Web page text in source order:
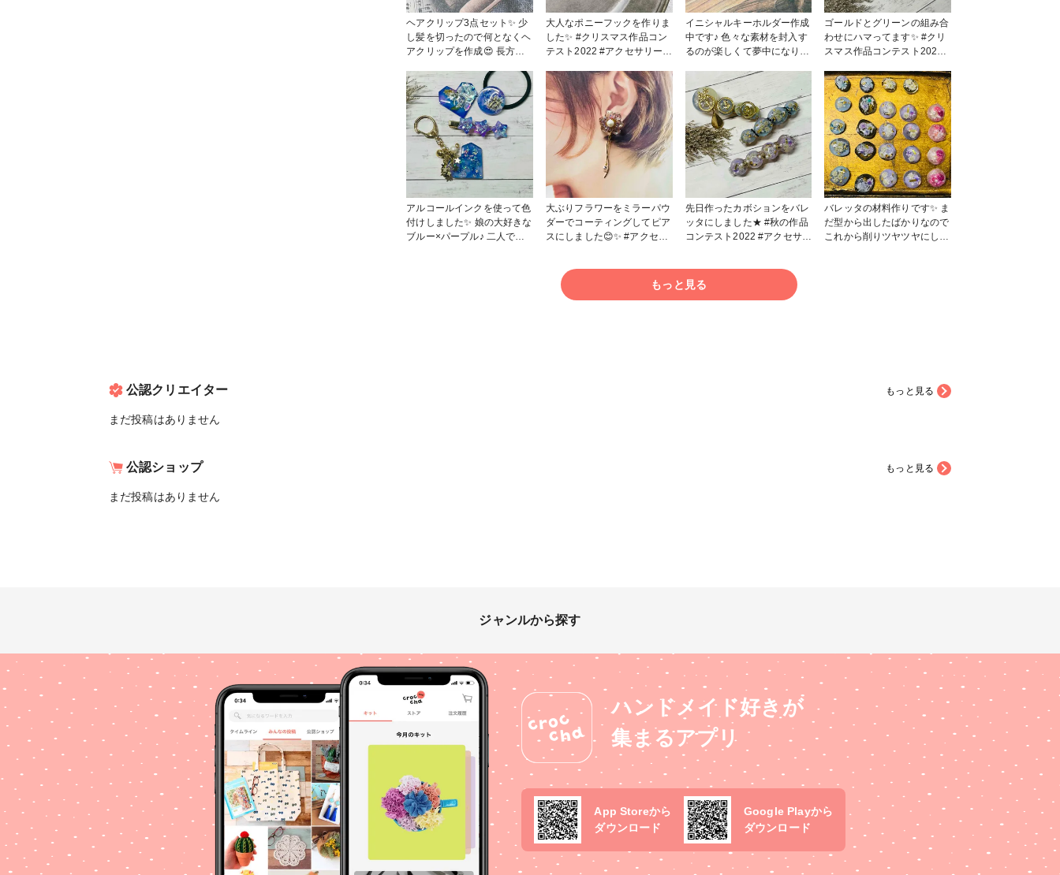
ヘアクリップ3点セット✨ 少
し髪を切ったので何となくヘ
アクリップを作成😍 長方形
ンを詰め込むのは工夫が必要
で楽しいですね💓 硬化しす
ぎると反ってしまうので、ひ
っくり返してレジン液をたっ
ぷり…何度か繰り返すと予想
外に分厚くなってしまうの
が…(~_~;)難点でした💦 #ク
リスマス作品コンテスト
中 #ヘアアクセサリー #小
物・雑貨 #その他 #レジン #
ヘアアクセサリー
大人なポニーフックを作りま
した✨ #クリスマス作品コン
テスト2022 #アクセサリー部
イニシャルキーホルダー作成
中です♪ 色々な素材を封入す
るのが楽しくて夢中になりま
ントになるかなぁなんて考え
るのも幸せな気持ちになりま
すね✨ #クリスマス作品コン
テスト2022 #アクセサリー部
#販売中 #チャーム #キーホ
ルダー #イニシャル #レジン
#UVレジン
ゴールドとグリーンの組み合
わせにハマってます✨ #クリ
スマス作品コンテスト2022 #
アアクセサリー #小物・雑貨
#その他 #レジン #UVレジン
アルコールインクを使って色
付けしました✨ 娘の大好きな
ブルー×パープル♪ 二人で相
大ぶりフラワーをミラーパウ
ダーでコーティングしてピア
スにしました😊✨ #アクセサ
先日作ったカボションをバレ
ッタにしました★ #秋の作品
コンテスト2022 #アクセサリ
バレッタの材料作りです✨ ま
だ型から出したばかりなので
これから削りツヤツヤにしバ
もっと見る
公認クリエイター もっと見る
まだ投稿はありません
公認ショップ もっと見る
まだ投稿はありません
ジャンルから探す
ハンドメイド好きが
集まるアプリ
App Storeから
ダウンロード
Google Playから
ダウンロード